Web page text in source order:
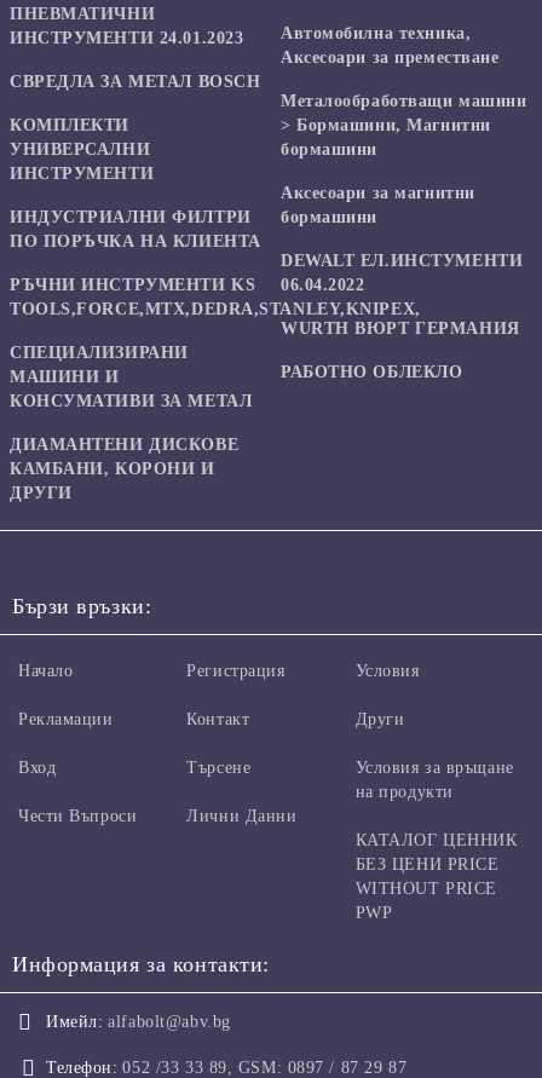
ПНЕВМАТИЧНИ
ИНСТРУМЕНТИ 24.01.2023
СВРЕДЛА ЗА МЕТАЛ BOSCH
КОМПЛЕКТИ
УНИВЕРСАЛНИ
ИНСТРУМЕНТИ
ИНДУСТРИАЛНИ ФИЛТРИ
ПО ПОРЪЧКА НА КЛИЕНТА
РЪЧНИ ИНСТРУМЕНТИ KS
TOOLS,FORCE,MTX,DEDRA,STANLEY,KNIPEX,
СПЕЦИАЛИЗИРАНИ
МАШИНИ И
КОНСУМАТИВИ ЗА МЕТАЛ
ДИАМАНТЕНИ ДИСКОВЕ
КАМБАНИ, КОРОНИ И
ДРУГИ
Автомобилна техника,
Аксесоари за преместване
Mеталообработващи машини
> Бормашини, Магнитни
бормашини
Аксесоари за магнитни
бормашини
DEWALT ЕЛ.ИНСТУМЕНТИ
06.04.2022
WURTH ВЮРТ ГЕРМАНИЯ
РАБОТНО ОБЛЕКЛО
Бързи връзки:
Начало
Рекламации
Вход
Чести Въпроси
Регистрация
Контакт
Търсене
Лични Данни
Условия
Други
Условия за връщане
на продукти
КАТАЛОГ ЦЕННИК
БЕЗ ЦЕНИ PRICE
WITHOUT PRICE
PWP
Информация за контакти:
Имейл: alfabolt@abv.bg
Телефон: 052 /33 33 89, GSM: 0897 / 87 29 87